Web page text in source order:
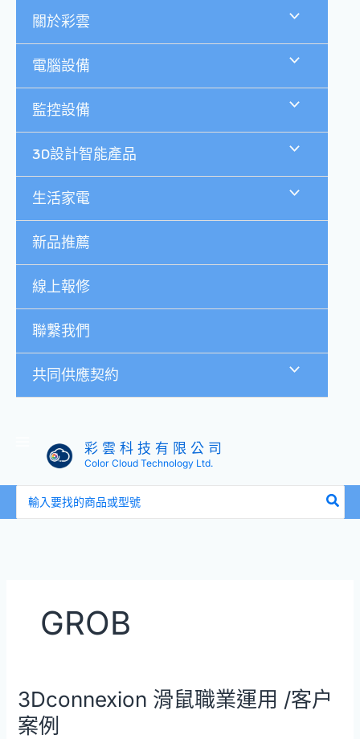
關於彩雲
電腦設備
監控設備
3D設計智能產品
生活家電
新品推薦
線上報修
聯繫我們
共同供應契約
彩 雲 科 技 有 限 公 司
Color Cloud Technology Ltd.
尋：
GROB
3Dconnexion 滑鼠職業運用 /客户
案例
3Dconnexion
滑
鼠